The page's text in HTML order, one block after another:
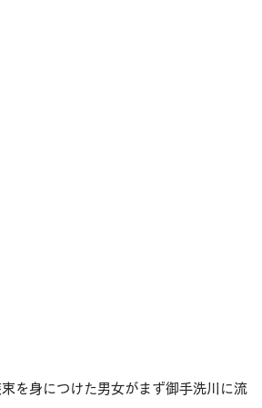
を身につけた男女がまず御手洗川に流